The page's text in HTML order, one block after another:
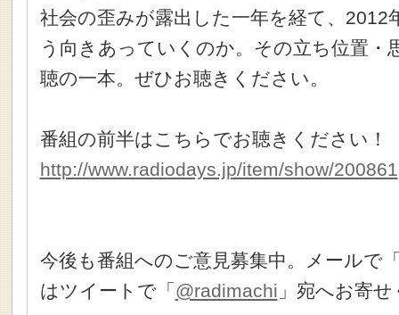
社会の歪みが露出した一年を経て、2012
う向きあっていくのか。その立ち位置・
聴の一本。ぜひお聴きください。
番組の前半はこちらでお聴きください！
http://www.radiodays.jp/item/show/200861
今後も番組へのご意見募集中。メールで
はツイートで「 @radimachi 」宛へお寄